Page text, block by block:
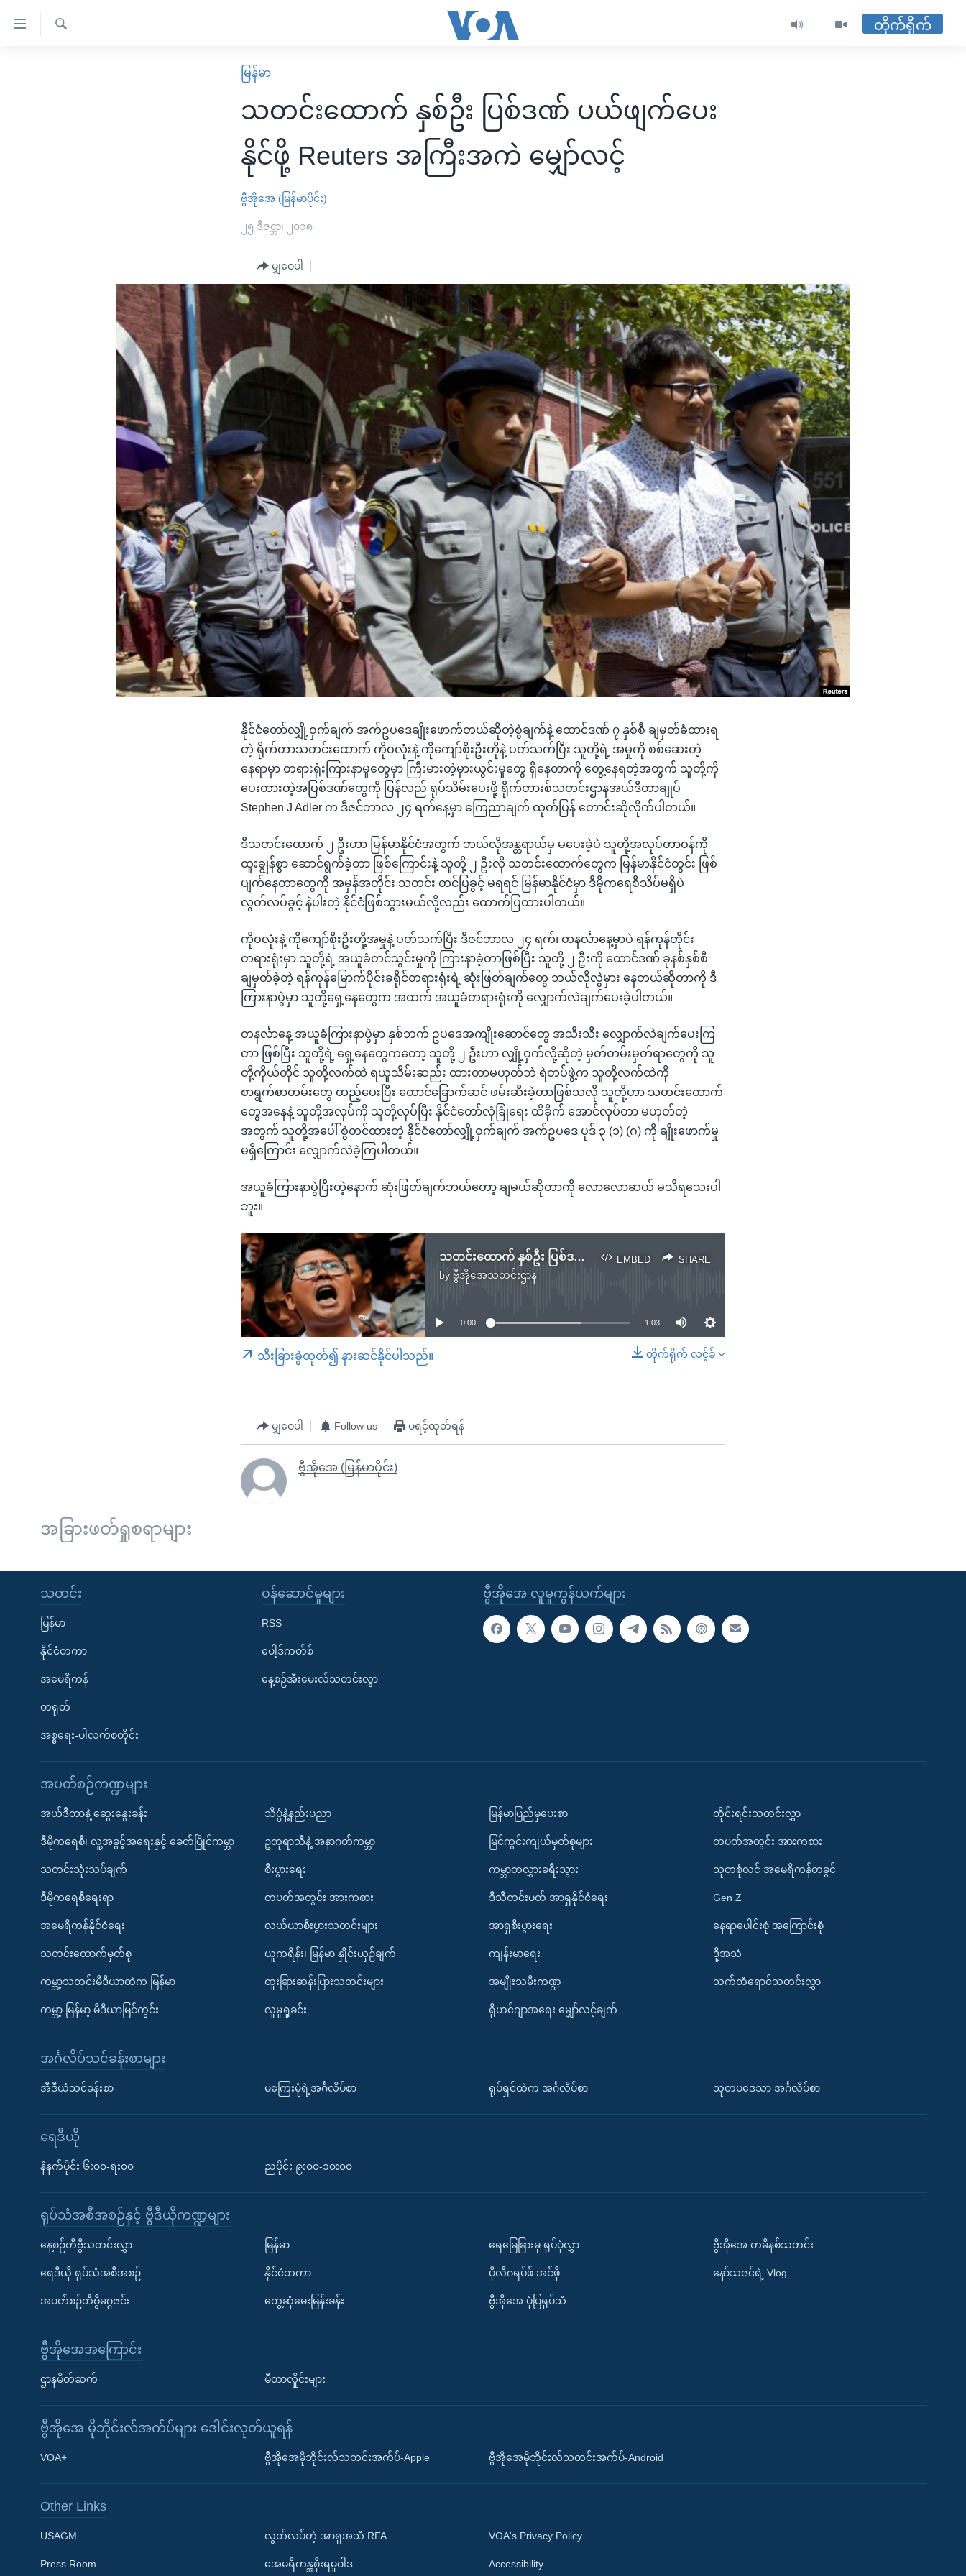
ရုပ်ရှင်ထဲက အင်္ဂလိပ်စာ
သုတပဒေသာ အင်္ဂလိပ်စာ
Learning English
ဘာသာစကားများ
တိုက်ရိုက်
မြန်မာ
သတင်းထောက် နှစ်ဦး ပြစ်ဒဏ် ပယ်ဖျက်ပေး
နိုင်ဖို့ Reuters အကြီးအကဲ မျှော်လင့်
ဗွီအိုအေ (မြန်မာပိုင်း)
၂၅ ဒီဇင္ဘာ၊ ၂၀၁၈
မျှဝေပါ
နိုင်ငံတော်လျှို့ဝှက်ချက် အက်ဥပဒေချိုးဖောက်တယ်ဆိုတဲ့စွဲချက်နဲ့ ထောင်ဒဏ် ၇ နှစ်စီ ချမှတ်ခံထားရ
တဲ့ ရိုက်တာသတင်းထောက် ကိုဝလုံးနဲ့ ကိုကျော်စိုးဦးတိုနဲ့ ပတ်သက်ပြီး သူတို့ရဲ့ အမှုကို စစ်ဆေးတဲ့
နေရာမှာ တရားရုံးကြားနာမှုတွေမှာ ကြီးမားတဲ့မှားယွင်းမှုတွေ ရှိနေတာကို တွေ့နေရတဲ့အတွက် သူတို့ကို
ပေးထားတဲ့အပြစ်ဒဏ်တွေကို ပြန်လည် ရုပ်သိမ်းပေးဖို့ ရိုက်တားစ်သတင်းဌာနအယ်ဒီတာချုပ်
Stephen J Adler က ဒီဇင်ဘာလ ၂၄ ရက်နေ့မှာ ကြေညာချက် ထုတ်ပြန် တောင်းဆိုလိုက်ပါတယ်။
ဒီသတင်းထောက် ၂ ဦးဟာ မြန်မာနိုင်ငံအတွက် ဘယ်လိုအန္တရာယ်မှ မပေးခဲ့ပဲ သူတို့အလုပ်တာဝန်ကို
ထူးချွန်စွာ ဆောင်ရွက်ခဲ့တာ ဖြစ်ကြောင်းနဲ့ သူတို့ ၂ ဦးလို သတင်းထောက်တွေက မြန်မာနိုင်ငံတွင်း ဖြစ်
ပျက်နေတာတွေကို အမှန်အတိုင်း သတင်း တင်ပြခွင့် မရရင် မြန်မာနိုင်ငံမှာ ဒီမိုကရေစီသိပ်မရှိပဲ
လွတ်လပ်ခွင့် နဲပါးတဲ့ နိုင်ငံဖြစ်သွားမယ်လို့လည်း ထောက်ပြထားပါတယ်။
ကိုဝလုံးနဲ့ ကိုကျော်စိုးဦးတို့အမှုနဲ့ ပတ်သက်ပြီး ဒီဇင်ဘာလ ၂၄ ရက်၊ တနင်္လာနေ့မှာပဲ ရန်ကုန်တိုင်း
တရားရုံးမှာ သူတို့ရဲ့ အယူခံတင်သွင်းမှုကို ကြားနာခဲ့တာဖြစ်ပြီး သူတို့ ၂ ဦးကို ထောင်ဒဏ် ခုနစ်နှစ်စီ
ချမှတ်ခဲ့တဲ့ ရန်ကုန်မြောက်ပိုင်းခရိုင်တရားရုံးရဲ့ ဆုံးဖြတ်ချက်တွေ ဘယ်လိုလွဲမှား နေတယ်ဆိုတာကို ဒီ
ကြားနာပွဲမှာ သူတို့ရှေ့နေတွေက အထက် အယူခံတရားရုံးကို လျှောက်လဲချက်ပေးခဲ့ပါတယ်။
တနင်္လာနေ့ အယူခံကြားနာပွဲမှာ နှစ်ဘက် ဥပဒေအကျိုးဆောင်တွေ အသီးသီး လျှောက်လဲချက်ပေးကြ
တာ ဖြစ်ပြီး သူတို့ရဲ့ ရှေ့နေတွေကတော့ သူတို့ ၂ ဦးဟာ လျှို့ဝှက်လို့ဆိုတဲ့ မှတ်တမ်းမှတ်ရာတွေကို သူ
တို့ကိုယ်တိုင် သူတို့လက်ထဲ ရယူသိမ်းဆည်း ထားတာမဟုတ်ဘဲ ရဲတပ်ဖွဲ့က သူတို့လက်ထဲကို
စာရွက်စာတမ်းတွေ ထည့်ပေးပြီး ထောင်ခြောက်ဆင် ဖမ်းဆီးခဲ့တာဖြစ်သလို သူတို့ဟာ သတင်းထောက်
တွေအနေနဲ့ သူတို့အလုပ်ကို သူတို့လုပ်ပြီး နိုင်ငံတော်လုံခြုံရေး ထိခိုက် အောင်လုပ်တာ မဟုတ်တဲ့
အတွက် သူတို့အပေါ် စွဲတင်ထားတဲ့ နိုင်ငံတော်လျှို့ဝှက်ချက် အက်ဥပဒေ ပုဒ် ၃ (၁) (ဂ) ကို ချိုးဖောက်မှု
မရှိကြောင်း လျှောက်လဲခဲ့ကြပါတယ်။
အယူခံကြားနာပွဲပြီးတဲ့နောက် ဆုံးဖြတ်ချက်ဘယ်တော့ ချမယ်ဆိုတာကို လောလောဆယ် မသိရသေးပါ
ဘူး။
EMBED SHARE
သတင်းထောက် နှစ်ဦး ပြစ်ဒဏ် ပယ်ဖျက်ပေးနိုင်ဖို့ Reuters အကြီးအကဲ မျေျာ်လင့်
byဗွီအိုအေသတင်းဌာန
SHARE
No media source currently available
0:00 1:03
တိုက်ရိုက် လင့်ခ်
သီးခြားခွဲထုတ်၍ နားဆင်နိုင်ပါသည်။
မျှဝေပါ Follow us ပရင့်ထုတ်ရန်
ဗွီအိုအေ (မြန်မာပိုင်း)
အခြားဖတ်ရှုစရာများ
ဗွီအိုအေ လူမှုကွန်ယက်များ
သတင်း
မြန်မာ
နိုင်ငံတကာ
အမေရိကန်
တရုတ်
အစ္စရေး-ပါလက်စတိုင်း
၀န်ဆောင်မှုများ
RSS
ပေါ့ဒ်ကတ်စ်
နေ့စဉ်အီးမေးလ်သတင်းလွှာ
အပတ်စဉ်ကဏ္ဍများ
အယ်ဒီတာနဲ့ ဆွေးနွေးခန်း
ဒီမိုကရေစီ၊ လူ့အခွင့်အရေးနှင့် ခေတ်ပြိုင်ကမ္ဘာ
သတင်းသုံးသပ်ချက်
ဒီမိုကရေစီရေးရာ
အမေရိကန်နိုင်ငံရေး
သတင်းထောက်မှတ်စု
ကမ္ဘာ့သတင်းမီဒီယာထဲက မြန်မာ
ကမ္ဘာ့ မြန်မာ့ မီဒီယာမြင်ကွင်း
သိပ္ပံနဲ့နည်းပညာ
ဥတုရာသီနဲ့ အနာဂတ်ကမ္ဘာ
စီးပွားရေး
တပတ်အတွင်း အားကစား
လယ်ယာစီးပွားသတင်းများ
ယူကရိန်း၊ မြန်မာ နှိုင်းယှဉ်ချက်
ထူးခြားဆန်းပြားသတင်းများ
လူမှုရှုခင်း
မြန်မာပြည်မှပေးစာ
မြင်ကွင်းကျယ်မှတ်စုများ
ကမ္ဘာတလွှားခရီးသွား
ဒီသီတင်းပတ် အာရှနိုင်ငံရေး
အာရှစီးပွားရေး
ကျန်းမာရေး
အမျိုးသမီးကဏ္ဍ
ရိုဟင်ဂျာအရေး မျှော်လင့်ချက်
တိုင်းရင်းသတင်းလွှာ
တပတ်အတွင်း အားကစား
သုတစုံလင် အမေရိကန်တခွင်
Gen Z
နေရာပေါင်းစုံ အကြောင်းစုံ
ဒို့အသံ
သက်တံရောင်သတင်းလွှာ
အင်္ဂလိပ်သင်ခန်းစာများ
အီဒီယံသင်ခန်းစာ မကြေးမုံရဲ့အင်္ဂလိပ်စာ ရုပ်ရှင်ထဲက အင်္ဂလိပ်စာ သုတပဒေသာ အင်္ဂလိပ်စာ
ရေဒီယို
နံနက်ပိုင်း ၆း၀၀-ရး၀၀ ညပိုင်း ၉း၀၀-၁၀း၀၀
ရုပ်သံအစီအစဉ်နှင့် ဗွီဒီယိုကဏ္ဍများ
နေ့စဉ်တီဗွီသတင်းလွှာ
ရေဒီယို ရုပ်သံအစီအစဉ်
အပတ်စဉ်တီဗွီမဂ္ဂဇင်း
မြန်မာ
နိုင်ငံတကာ
တွေ့ဆုံမေးမြန်းခန်း
ရေမြေခြားမှ ရုပ်ပုံလွှာ
ပိုလီဂရပ်ဖ်.အင်ဖို
ဗွီအိုအေ ပုံပြရုပ်သံ
ဗွီအိုအေ တမိနစ်သတင်း
နော်သဇင်ရဲ့ Vlog
ဗွီအိုအေအကြောင်း
ဌာနမိတ်ဆက် မီတာလှိုင်းများ
ဗွီအိုအေ မိုဘိုင်းလ်အက်ပ်များ ဒေါင်းလုတ်ယူရန်
VOA+ ဗွီအိုအေမိုဘိုင်းလ်သတင်းအက်ပ်-Apple ဗွီအိုအေမိုဘိုင်းလ်သတင်းအက်ပ်-Android
Other Links
USAGM
Press Room
လွတ်လပ်တဲ့ အာရှအသံ RFA
အေမရိကန္အစိုးရမူဝါဒ
VOA's Privacy Policy
Accessibility